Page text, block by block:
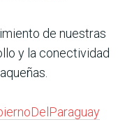
de nuestras
y la conectividad